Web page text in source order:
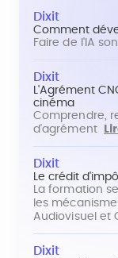
Dixit
Comment
Faire de l'IA
Dixit
L'Agrément
cinéma
Comprendre,
d'agrément
Dixit
Le crédit
La formation
les
Audiovisuel et
Dixit